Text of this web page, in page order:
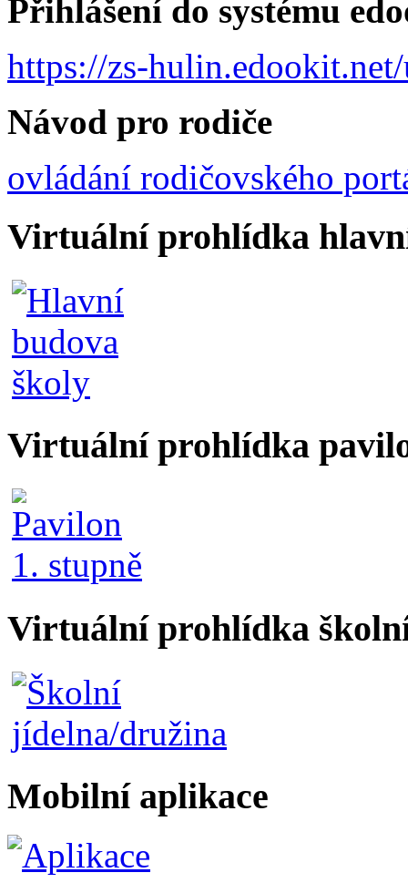
Přihlášení do systému
https://zs-
Návod pro rodiče
ovládání rodičovského
Virtuální prohlídka
Virtuální prohlídka
Virtuální prohlídka
Mobilní aplikace